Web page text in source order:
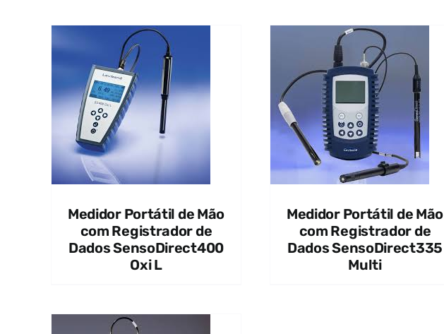
Medidor Portátil de Mão
com Registrador de
Dados SensoDirect400
Oxi L
QUICK VIEW
Medidor Portátil de Mão
com Registrador de
Dados SensoDirect335
Multi
QUICK VIEW